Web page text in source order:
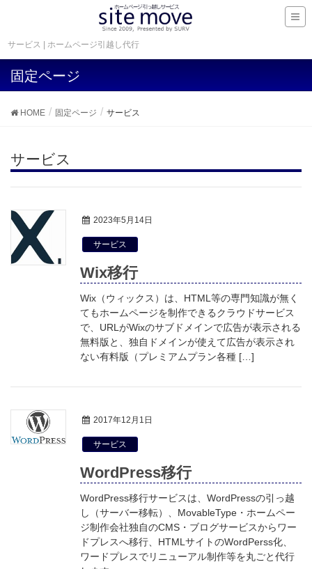
サービス | ホームページ引越し代行
固定ページ
HOME 固定ページ サービス
サービス
2023年5月14日
サービス
Wix移行
Wix（ウィックス）は、HTML等の専門知識が無く
てもホームページを制作できるクラウドサービス
で、URLがWixのサブドメインで広告が表示される
無料版と、独自ドメインが使えて広告が表示され
ない有料版（プレミアムプラン各種 […]
2017年12月1日
サービス
WordPress移行
WordPress移行サービスは、WordPressの引っ越
し（サーバー移転）、MovableType・ホームペー
ジ制作会社独自のCMS・ブログサービスからワー
ドプレスへ移行、HTMLサイトのWordPerss化、
ワードプレスでリニューアル制作等を丸ごと代行